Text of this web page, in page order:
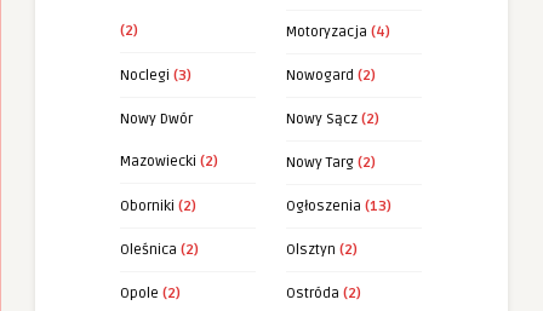
(2) Motoryzacja (4)
Noclegi (3) Nowogard (2)
Nowy Dwór
Mazowiecki (2)
Nowy Sącz (2)
Nowy Targ (2)
Oborniki (2) Ogłoszenia (13)
Oleśnica (2) Olsztyn (2)
Opole (2) Ostróda (2)